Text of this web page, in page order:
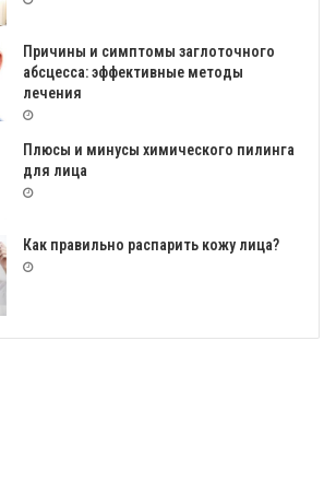
Причины и симптомы заглоточного
абсцесса: эффективные методы
лечения
Плюсы и минусы химического пилинга
для лица
Как правильно распарить кожу лица?